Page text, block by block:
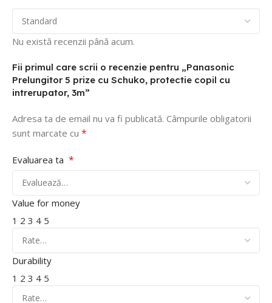
Nu există recenzii până acum.
Fii primul care scrii o recenzie pentru „Panasonic
Prelungitor 5 prize cu Schuko, protectie copil cu
intrerupator, 3m”
Adresa ta de email nu va fi publicată. Câmpurile obligatorii
sunt marcate cu *
Evaluarea ta *
Value for money
1 2 3 4 5
Durability
1 2 3 4 5